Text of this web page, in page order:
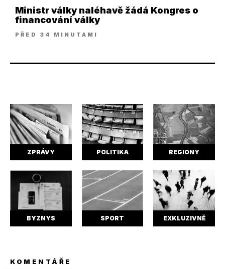
Ministr války naléhavě žádá Kongres o
financování války
PŘED 34 MINUTAMI
ZPRÁVY POLITIKA REGIONY
BYZNYS SPORT EXKLUZIVNĚ
KOMENTÁŘE